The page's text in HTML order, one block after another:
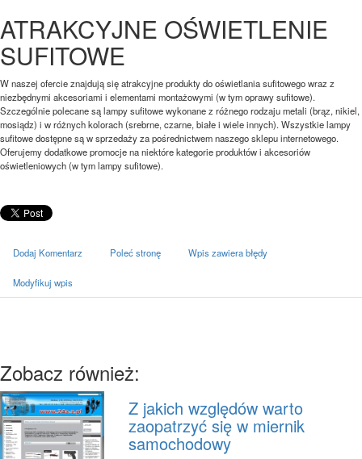
ATRAKCYJNE OŚWIETLENIE
SUFITOWE
W naszej ofercie znajdują się atrakcyjne produkty do oświetlania sufitowego wraz z
niezbędnymi akcesoriami i elementami montażowymi (w tym oprawy sufitowe).
Szczególnie polecane są lampy sufitowe wykonane z różnego rodzaju metali (brąz, nikiel,
mosiądz) i w różnych kolorach (srebrne, czarne, białe i wiele innych). Wszystkie lampy
sufitowe dostępne są w sprzedaży za pośrednictwem naszego sklepu internetowego.
Oferujemy dodatkowe promocje na niektóre kategorie produktów i akcesoriów
oświetleniowych (w tym lampy sufitowe).
Dodaj Komentarz Poleć stronę Wpis zawiera błędy
Modyfikuj wpis
Zobacz również:
Z jakich względów warto
zaopatrzyć się w miernik
samochodowy